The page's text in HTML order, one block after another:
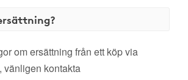
om ersättning från ett köp via
vänligen kontakta